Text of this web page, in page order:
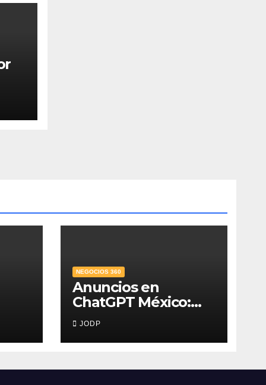
NEGOCIOS 360
Anuncios en
ChatGPT México:
¿quién los verá y
qué pasará con las
conversaciones?
JODP